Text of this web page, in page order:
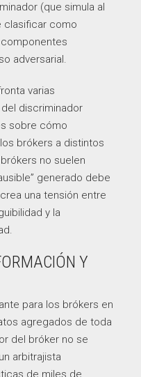
(que simula al
clasificar como
adversarial.
varias
discriminador
sobre cómo
brókers a distintos
no suelen
generado debe
una tensión entre
y la
Y
para los brókers en
agregados de toda
del bróker no se
arbitrajista